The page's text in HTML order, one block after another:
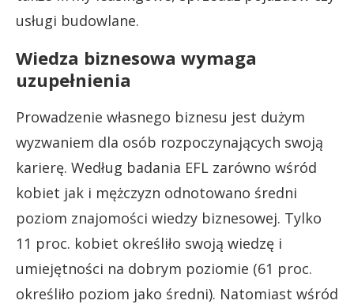
usługi budowlane.
Wiedza biznesowa wymaga
uzupełnienia
Prowadzenie własnego biznesu jest dużym
wyzwaniem dla osób rozpoczynających swoją
karierę. Według badania EFL zarówno wśród
kobiet jak i mężczyzn odnotowano średni
poziom znajomości wiedzy biznesowej. Tylko
11 proc. kobiet określiło swoją wiedzę i
umiejętności na dobrym poziomie (61 proc.
określiło poziom jako średni). Natomiast wśród